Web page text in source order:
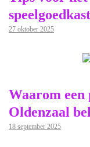
speelgoedkast
27 oktober 2025
Waarom een
Oldenzaal
18 september 2025